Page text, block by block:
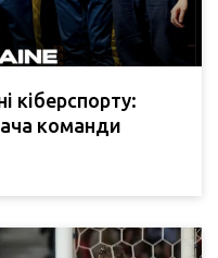
кіберспорту:
команди